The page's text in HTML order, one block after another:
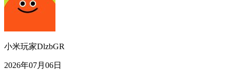
小米玩家DlzbGR
2026年07月06日